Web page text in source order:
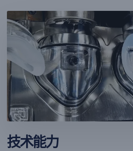
技术能力